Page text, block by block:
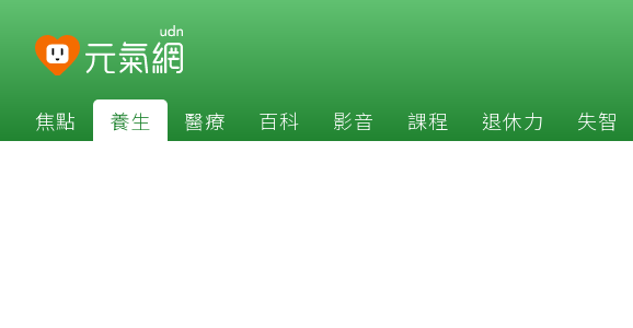
焦點 養生 醫療 百科 影音 課程 退休力 失智